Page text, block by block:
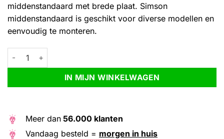
middenstandaard met brede plaat. Simson
middenstandaard is geschikt voor diverse modellen en
eenvoudig te monteren.
Simson middenstandaard Kort verstelbaar brede plaat zwart
IN MIJN WINKELWAGEN
Alternative:
Meer dan 56.000 klanten
Vandaag besteld = morgen in huis